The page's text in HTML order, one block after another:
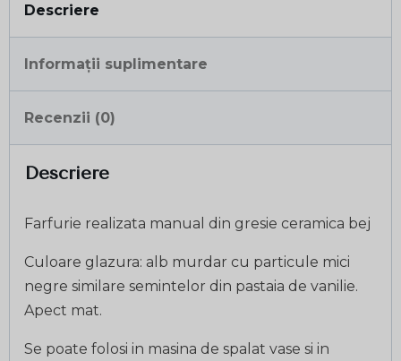
Descriere
Informații suplimentare
Recenzii (0)
Descriere
Farfurie realizata manual din gresie ceramica bej
Culoare glazura: alb murdar cu particule mici
negre similare semintelor din pastaia de vanilie.
Apect mat.
Se poate folosi in masina de spalat vase si in